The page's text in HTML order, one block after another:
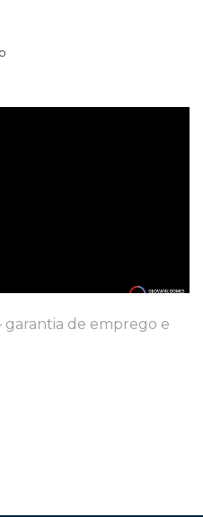
garantia de emprego e